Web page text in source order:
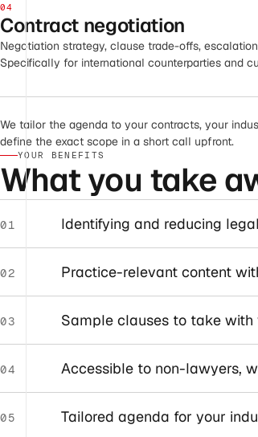
04
Contract negotiation
Negotiation strategy, clause trade-offs,
Specifically for international counterparties and
We tailor the agenda to your contracts, your
define the exact scope in a short call upfront.
YOUR BENEFITS
What you take
01 Identifying and reducing
02 Practice-relevant content
03 Sample clauses to take
04 Accessible to non-lawyers,
05 Tailored agenda for your